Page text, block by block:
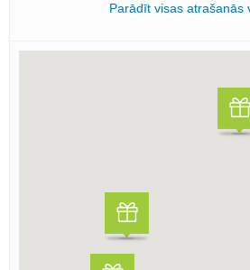
Parādīt visas atrašanās